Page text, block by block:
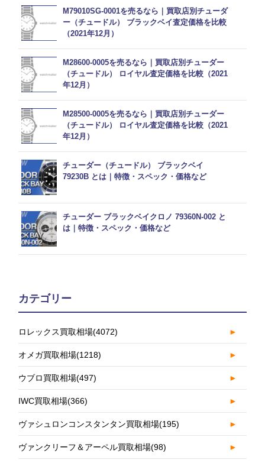
M79010SG-0001を売るなら｜買取店別チューダ
ー（チュードル） ブラックベイ査定価格を比較
（2021年12月）
M28600-0005を売るなら｜買取店別チューダー
（チュードル） ロイヤル査定価格を比較（2021
年12月）
M28500-0005を売るなら｜買取店別チューダー
（チュードル） ロイヤル査定価格を比較（2021
年12月）
チューダー（チュードル） ブラックベイ
79230B とは｜特徴・スペック・価格など
チューダー ブラックベイクロノ 79360N-002 と
は｜特徴・スペック・価格など
カテゴリー
ロレックス買取相場(4072) ►
オメガ買取相場(1218) ►
ウブロ買取相場(497) ►
IWC買取相場(366) ►
ヴァシュロンコンスタンタン買取相場(195) ►
ヴァンクリーフ＆アーペル買取相場(98) ►